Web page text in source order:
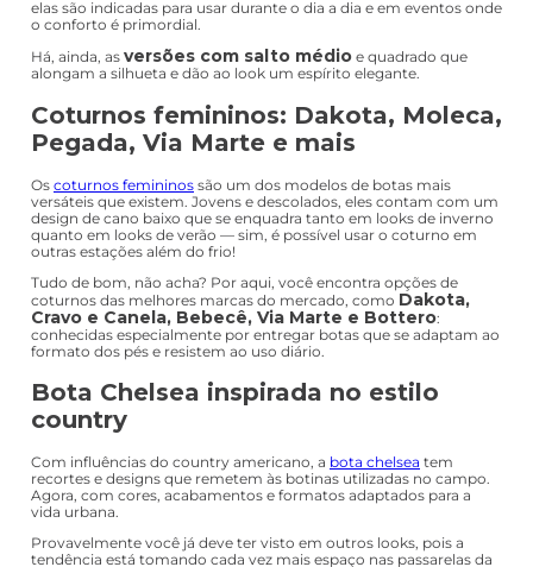
As versões disponíveis em nosso site possuem um solado reto,
com saltos pequenos e que não machucam os pés. Não à toa,
elas são indicadas para usar durante o dia a dia e em eventos onde
o conforto é primordial.
versões com salto médio
e quadrado que
alongam a silhueta e dão ao look um espírito elegante.
Coturnos femininos: Dakota, Moleca,
Pegada, Via Marte e mais
Oscoturnos femininossão um dos modelos de botas mais
versáteis que existem. Jovens e descolados, eles contam com um
design de cano baixo que se enquadra tanto em looks de inverno
quanto em looks de verão — sim, é possível usar o coturno em
outras estações além do frio!
Tudo de bom, não acha? Por aqui, você encontra opções de
coturnos das melhores marcas do mercado, comoDakota,
Cravo e Canela, Bebecê, Via Marte e Bottero
conhecidas especialmente por entregar botas que se adaptam ao
formato dos pés e resistem ao uso diário.
Bota Chelsea inspirada no estilo
country
Com influências do country americano, abota chelseatem
recortes e designs que remetem às botinas utilizadas no campo.
Agora, com cores, acabamentos e formatos adaptados para a
vida urbana.